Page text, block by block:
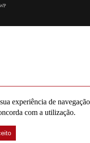
experiência de
com a utilização.